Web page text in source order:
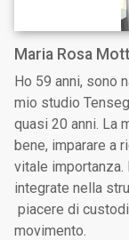
Maria Rosa
Ho 59 anni, sono
mio studio
quasi 20 anni. La
bene, imparare a
vitale
integrate nella
piacere di
movimento.